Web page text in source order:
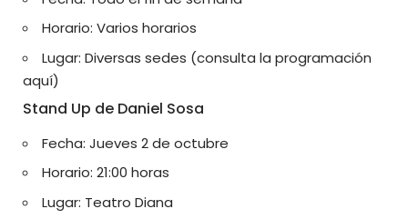
Horario: Varios horarios
Lugar: Diversas sedes (consulta la programación
aquí)
Stand Up de Daniel Sosa
Fecha: Jueves 2 de octubre
Horario: 21:00 horas
Lugar: Teatro Diana